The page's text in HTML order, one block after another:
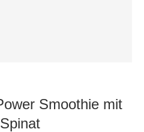
Smoothie mit